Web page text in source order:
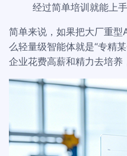
经过简单培训就能上
简单来说，如果把大厂重型
么轻量级智能体就是“专精
企业花费高薪和精力去培养